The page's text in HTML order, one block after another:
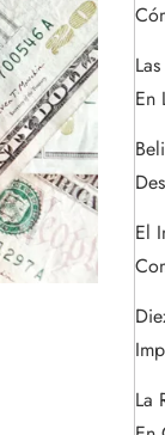
En
El
La